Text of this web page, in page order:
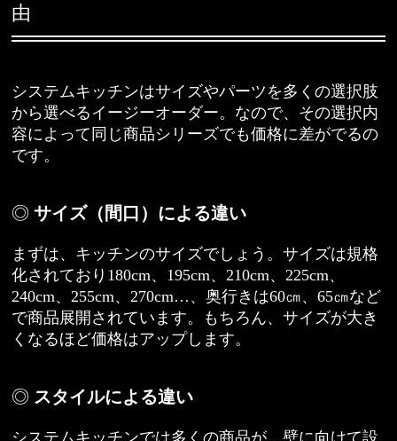
由
システムキッチンはサイズやパーツを多くの選択肢
から選べるイージーオーダー。なので、その選択内
容によって同じ商品シリーズでも価格に差がでるの
です。
サイズ（間口）による違い
まずは、キッチンのサイズでしょう。サイズは規格
化されており180cm、195cm、210cm、225cm、
240cm、255cm、270cm…、奥行きは60㎝、65㎝など
で商品展開されています。もちろん、サイズが大き
くなるほど価格はアップします。
スタイルによる違い
システムキッチンでは多くの商品が、壁に向けて設